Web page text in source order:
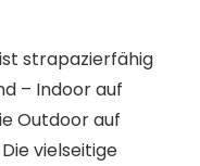
strapazierfähig
– Indoor auf
Outdoor auf
vielseitige